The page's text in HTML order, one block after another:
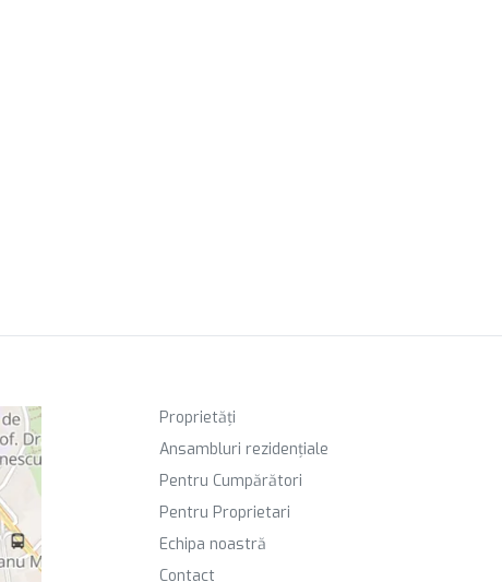
Proprietăți
Ansambluri rezidențiale
Pentru Cumpărători
Pentru Proprietari
Echipa noastră
Contact